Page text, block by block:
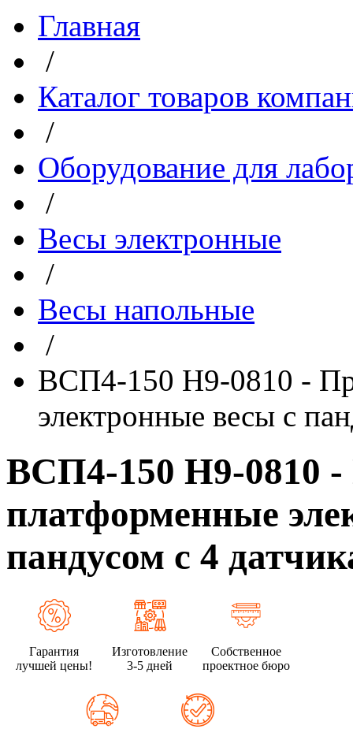
Главная
/
Каталог товаров
/
Оборудование для
/
Весы электронные
/
Весы напольные
/
ВСП4-150 Н9-0810 -
электронные весы с
ВСП4-150 Н9-0810
платформенные
пандусом с 4
Гарантия
лучшей цены!
Изготовление
3-5 дней
Собственное
проектное бюро